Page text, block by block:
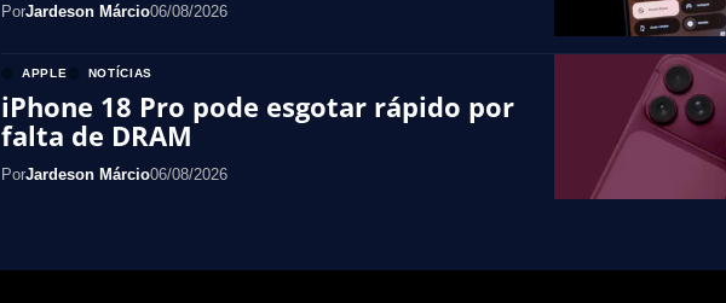
PorJardeson Márcio06/08/2026
APPLE NOTÍCIAS
iPhone 18 Pro pode esgotar rápido por
falta de DRAM
PorJardeson Márcio06/08/2026